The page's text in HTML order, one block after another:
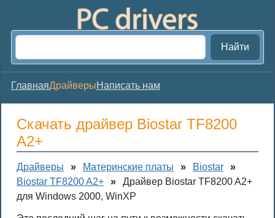
Найти
ГлавнаяДрайверыНаписать нам
Скачать драйвер Biostar TF8200
A2+
Драйверы » Материнские платы » Biostar
»
Biostar TF8200 A2+
»
Драйвер Biostar TF8200 A2+
для Windows 2000, WinXP